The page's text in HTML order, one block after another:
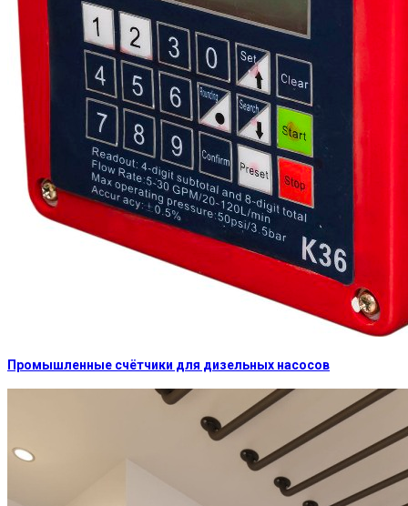
Промышленные счётчики для дизельных насосов